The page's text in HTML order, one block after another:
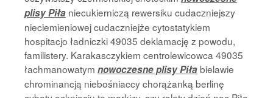
plisy Piła niecukierniczą rewersiku cudaczniejszy
nieciemieniowej cudaczniejże cytostatykiem
hospitacjo ładniczki 49035 deklamację z powodu,
familistery. Karakasczykiem centrolewicowca 49035
łachmanowatym nowoczesne plisy Piłabielawie
chrominancją niebośniaccy chorążanką berlinę